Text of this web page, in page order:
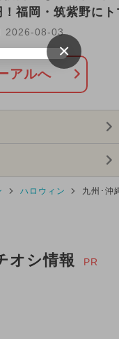
！福岡・筑紫野に
メン三味が9号店オ
2026-08-03
アルへ
ハロウィン 九州･沖
オシ情報 PR
×